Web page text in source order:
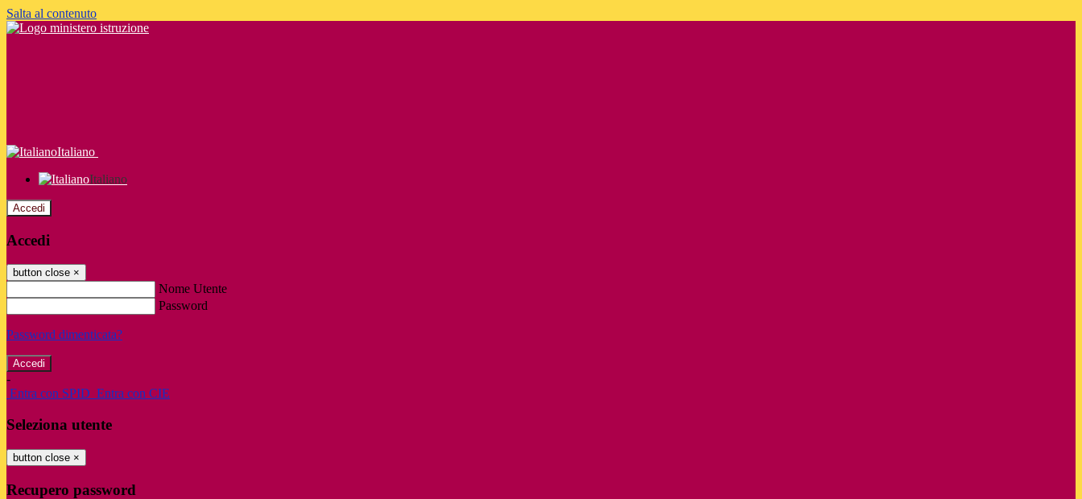
Salta al contenuto
Italiano
Italiano
Accedi
Accedi
button close ×
Nome Utente
Password
Password dimenticata?
-
Entra con SPID Entra con CIE
Seleziona utente
button close ×
Recupero password